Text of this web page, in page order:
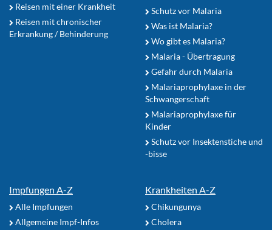
Reisen mit einer Krankheit
Reisen mit chronischer
Erkrankung / Behinderung
Schutz vor Malaria
Was ist Malaria?
Wo gibt es Malaria?
Malaria - Übertragung
Gefahr durch Malaria
Malariaprophylaxe in der
Schwangerschaft
Malariaprophylaxe für
Kinder
Schutz vor Insektenstiche und
-bisse
Impfungen A-Z
Alle Impfungen
Allgemeine Impf-Infos
Krankheiten A-Z
Chikungunya
Cholera